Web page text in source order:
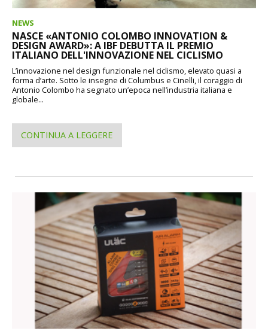
NEWS
NASCE «ANTONIO COLOMBO INNOVATION &
DESIGN AWARD»: A IBF DEBUTTA IL PREMIO
ITALIANO DELL'INNOVAZIONE NEL CICLISMO
L’innovazione nel design funzionale nel ciclismo, elevato quasi a
forma d’arte. Sotto le insegne di Columbus e Cinelli, il coraggio di
Antonio Colombo ha segnato un’epoca nell’industria italiana e
globale...
CONTINUA A LEGGERE